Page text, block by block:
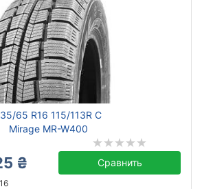
65 R16 115/113R C
Mirage MR-W400
₴ Сравнить